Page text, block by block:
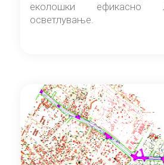
еколошки ефикасно
осветлување.